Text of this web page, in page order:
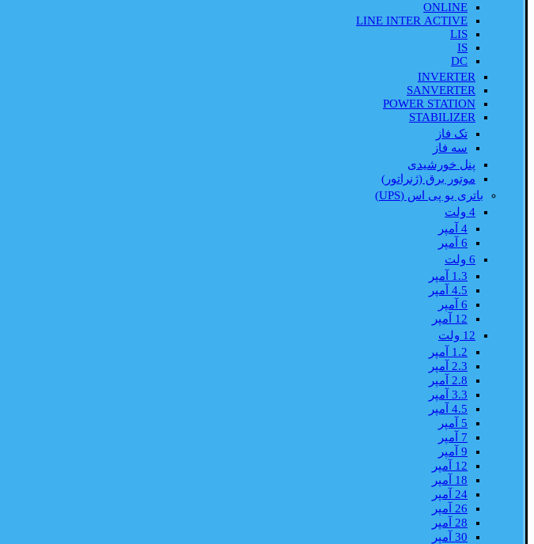
ONLINE
LINE INTER ACTIVE
LIS
IS
DC
INVERTER
SANVERTER
POWER STATION
STABILIZER
تک فاز
سه فاز
پنل خورشیدی
موتور برق (ژنراتور)
باتری یو پی اس (UPS)
4 ولت
4 آمپر
6 آمپر
6 ولت
1.3 آمپر
4.5 آمپر
6 آمپر
12 آمپر
12 ولت
1.2 آمپر
2.3 آمپر
2.8 آمپر
3.3 آمپر
4.5 آمپر
5 آمپر
7 آمپر
9 آمپر
12 آمپر
18 آمپر
24 آمپر
26 آمپر
28 آمپر
30 آمپر